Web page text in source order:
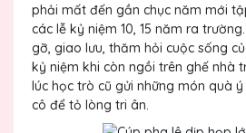
phải mất đến gần chục năm mới
các lễ kỷ niệm 10, 15 năm ra
gỡ, giao lưu, thăm hỏi cuộc sống
kỷ niệm khi còn ngồi trên ghế nhà
lúc học trò cũ gửi những món quà
cô để tỏ lòng tri ân.